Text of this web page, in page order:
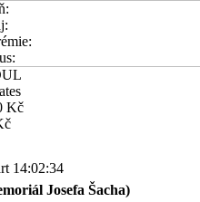
Kč
14:02:34
Josefa Šacha)